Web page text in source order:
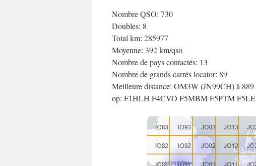
Nombre QSO: 730
Doubles: 8
Total km: 285977
Moyenne: 392 km/qso
Nombre de pays contactés: 13
Nombre de grands carrés locator: 89
Meilleure distance: OM3W (JN99CH) à
op: F1HLH F4CVO F5MBM F5PTM